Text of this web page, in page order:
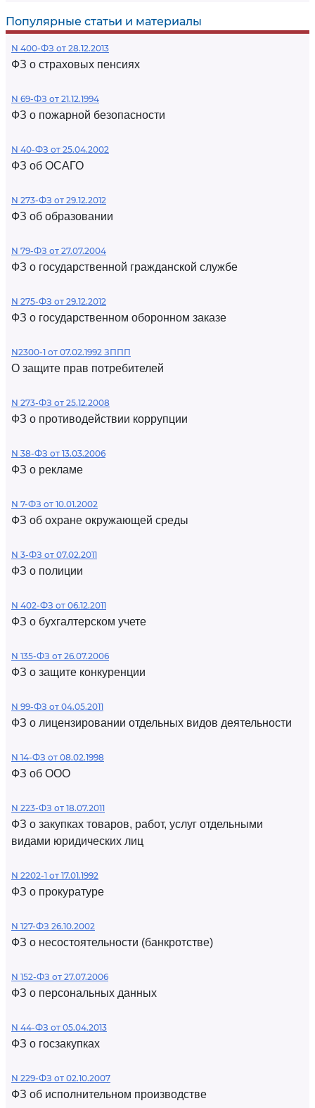
Популярные статьи и материалы
N 400-ФЗ от 28.12.2013
ФЗ о страховых пенсиях
N 69-ФЗ от 21.12.1994
ФЗ о пожарной безопасности
N 40-ФЗ от 25.04.2002
ФЗ об ОСАГО
N 273-ФЗ от 29.12.2012
ФЗ об образовании
N 79-ФЗ от 27.07.2004
ФЗ о государственной гражданской службе
N 275-ФЗ от 29.12.2012
ФЗ о государственном оборонном заказе
N2300-1 от 07.02.1992 ЗППП
О защите прав потребителей
N 273-ФЗ от 25.12.2008
ФЗ о противодействии коррупции
N 38-ФЗ от 13.03.2006
ФЗ о рекламе
N 7-ФЗ от 10.01.2002
ФЗ об охране окружающей среды
N 3-ФЗ от 07.02.2011
ФЗ о полиции
N 402-ФЗ от 06.12.2011
ФЗ о бухгалтерском учете
N 135-ФЗ от 26.07.2006
ФЗ о защите конкуренции
N 99-ФЗ от 04.05.2011
ФЗ о лицензировании отдельных видов деятельности
N 14-ФЗ от 08.02.1998
ФЗ об ООО
N 223-ФЗ от 18.07.2011
ФЗ о закупках товаров, работ, услуг отдельными
видами юридических лиц
N 2202-1 от 17.01.1992
ФЗ о прокуратуре
N 127-ФЗ 26.10.2002
ФЗ о несостоятельности (банкротстве)
N 152-ФЗ от 27.07.2006
ФЗ о персональных данных
N 44-ФЗ от 05.04.2013
ФЗ о госзакупках
N 229-ФЗ от 02.10.2007
ФЗ об исполнительном производстве